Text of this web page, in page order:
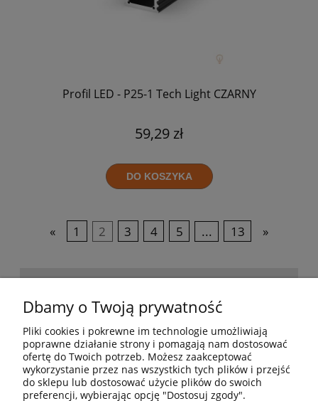
Profil LED - P25-1 Tech Light CZARNY
59,29 zł
DO KOSZYKA
« 1 2 3 4 5 ... 13 »
BESTSELLERY
MOJE KONTO
Dbamy o Twoją prywatność
Pliki cookies i pokrewne im technologie umożliwiają
poprawne działanie strony i pomagają nam dostosować
ofertę do Twoich potrzeb. Możesz zaakceptować
wykorzystanie przez nas wszystkich tych plików i przejść
do sklepu lub dostosować użycie plików do swoich
preferencji, wybierając opcję "Dostosuj zgody".